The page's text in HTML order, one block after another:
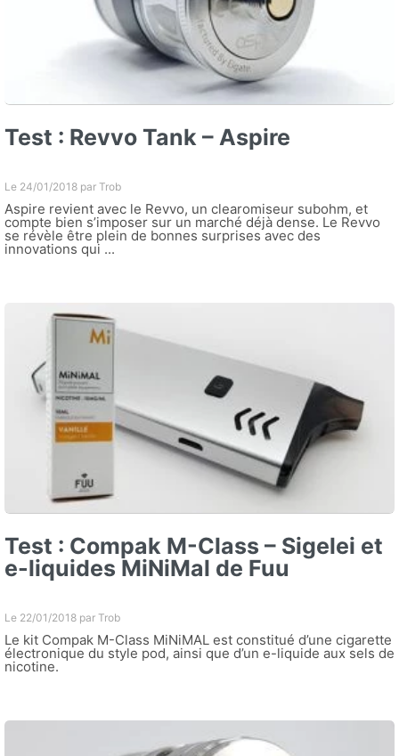
Test : Revvo Tank – Aspire
Le 24/01/2018 par Trob
Aspire revient avec le Revvo, un clearomiseur subohm, et
compte bien s’imposer sur un marché déjà dense. Le Revvo
se révèle être plein de bonnes surprises avec des
innovations qui ...
Test : Compak M-Class – Sigelei et
e-liquides MiNiMal de Fuu
Le 22/01/2018 par Trob
Le kit Compak M-Class MiNiMAL est constitué d’une cigarette
électronique du style pod, ainsi que d’un e-liquide aux sels de
nicotine.